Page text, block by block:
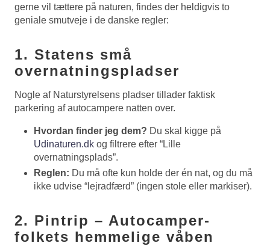
gerne vil tættere på naturen, findes der heldigvis to
geniale smutveje i de danske regler:
1. Statens små
overnatningspladser
Nogle af Naturstyrelsens pladser tillader faktisk
parkering af autocampere natten over.
Hvordan finder jeg dem? Du skal kigge på
Udinaturen.dk og filtrere efter “Lille
overnatningsplads”.
Reglen: Du må ofte kun holde der én nat, og du må
ikke udvise “lejradfærd” (ingen stole eller markiser).
2. Pintrip – Autocamper-
folkets hemmelige våben